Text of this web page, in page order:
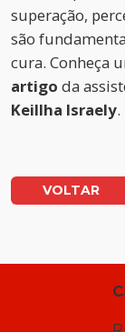
superação,
são
cura. Conheça
artigo da
Keillha Israely.
VOLTAR